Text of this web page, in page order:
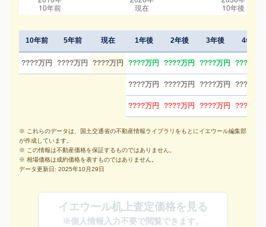
10年前 5年前 現在
????万円 ????万円 ????万円
1年後 2年後 3年後 4年後
????万円 ????万円 ????万円 ????万円
????万円 ????万円 ????万円 ????万円
????万円 ????万円 ????万円 ????万円
※ これらのデータは、国土交通省の不動産情報ライブラリをもとにイエウール編集部
が作成しています。
※ この情報は不動産価格を保証するものではありません。
※ 相場価格は成約価格を表すものではありません。
データ更新日: 2025年10月29日
イエウール机上査定価格を見る
※個人情報入力不要で閲覧できます。